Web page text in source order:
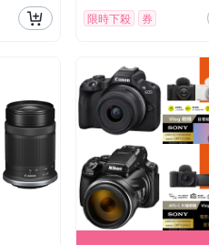
限時下殺 券